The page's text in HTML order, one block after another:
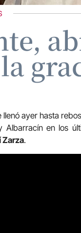
ayer hasta
en los
Zarza.